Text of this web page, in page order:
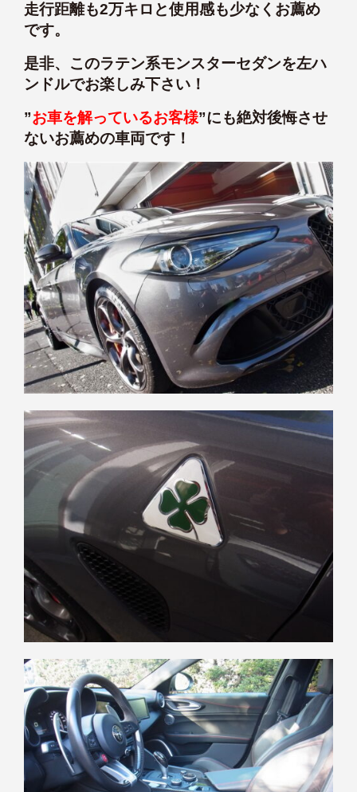
走行距離も2万キロと使用感も少なくお薦め
です。
是非、このラテン系モンスターセダンを左ハ
ンドルでお楽しみ下さい！
”お車を解っているお客様”にも絶対後悔させ
ないお薦めの車両です！